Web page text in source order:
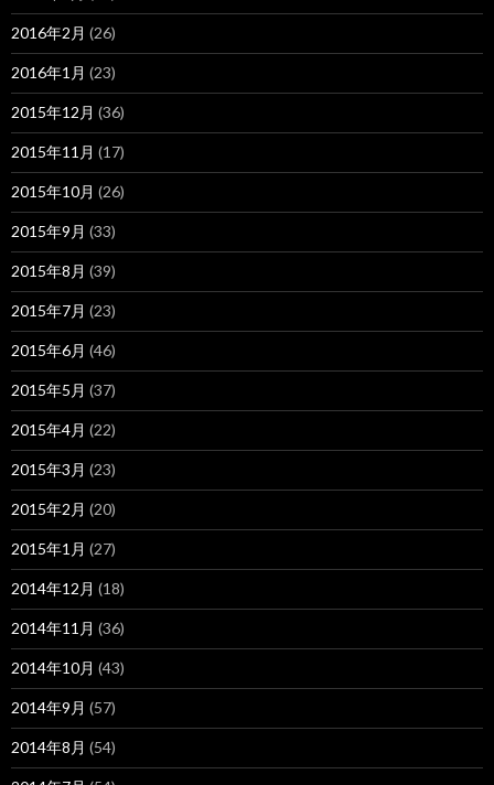
2016年2月 (26)
2016年1月 (23)
2015年12月 (36)
2015年11月 (17)
2015年10月 (26)
2015年9月 (33)
2015年8月 (39)
2015年7月 (23)
2015年6月 (46)
2015年5月 (37)
2015年4月 (22)
2015年3月 (23)
2015年2月 (20)
2015年1月 (27)
2014年12月 (18)
2014年11月 (36)
2014年10月 (43)
2014年9月 (57)
2014年8月 (54)